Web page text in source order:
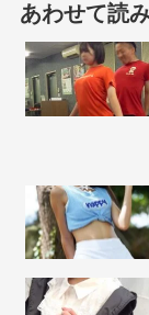
あわせて読